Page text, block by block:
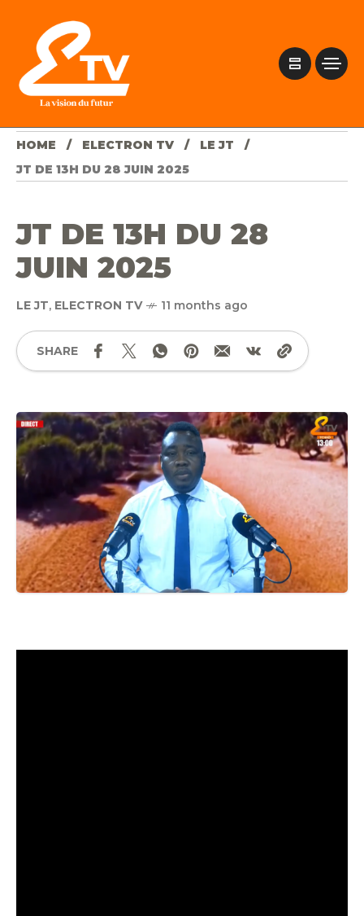
HOME ELECTRON TV
LE JT
JT DE 13H DU 28 JUIN 2025
JT DE 13H DU 28
JUIN 2025
LE JT, ELECTRON TV 11 months ago
SHARE